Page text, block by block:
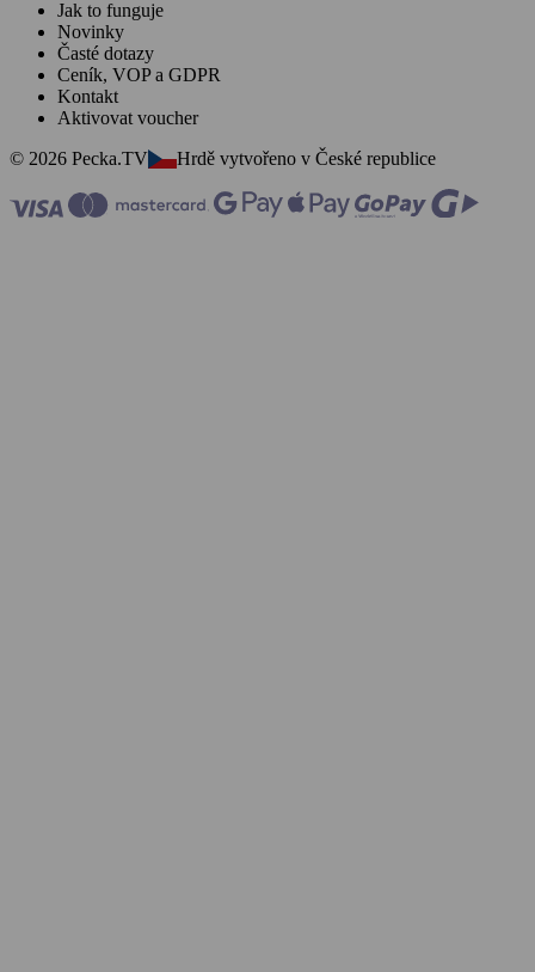
Jak to funguje
Novinky
Časté dotazy
Ceník, VOP a GDPR
Kontakt
Aktivovat voucher
© 2026 Pecka.TV
Hrdě vytvořeno v České republice